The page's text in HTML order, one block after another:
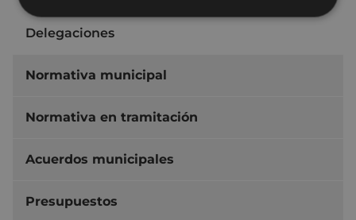
Delegaciones
Normativa municipal
Normativa en tramitación
Acuerdos municipales
Presupuestos